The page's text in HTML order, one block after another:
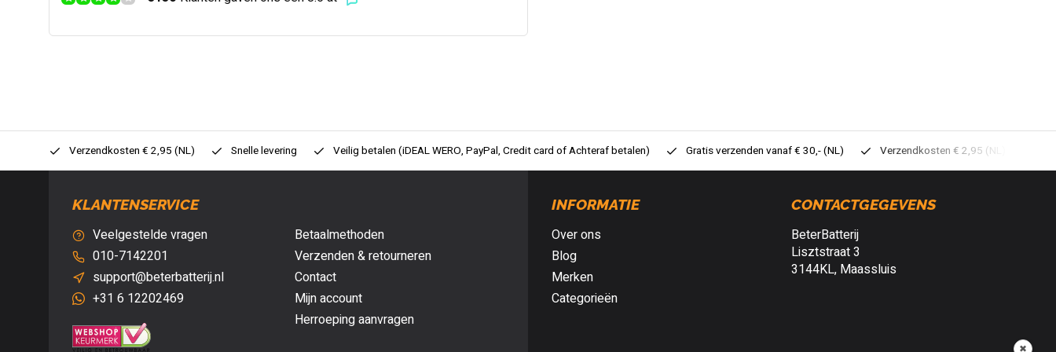
Verzendkosten € 2,95 (NL) Snelle levering Veilig betalen (iDEAL WERO, PayPal, Credit card of Achteraf betalen) Gratis verzenden vanaf € 30,- (NL) Verzendkosten € 2,95 (NL)
KLANTENSERVICE
Veelgestelde vragen
010-7142201
support@beterbatterij.nl
+31 6 12202469
Betaalmethoden
Verzenden & retourneren
Contact
Mijn account
Herroeping aanvragen
INFORMATIE
Over ons
Blog
Merken
Categorieën
CONTACTGEGEVENS
BeterBatterij
Lisztstraat 3
3144KL, Maassluis
✖